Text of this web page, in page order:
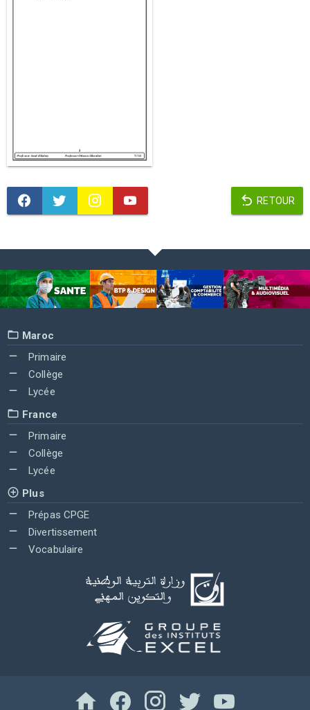
RETOUR
Maroc
Primaire
Collège
Lycée
France
Primaire
Collège
Lycée
Plus
Prépas CPGE
Divertissement
Vocabulaire